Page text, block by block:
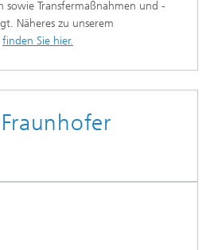
sowie Transfermaßnahmen und -
Näheres zu unserem
finden Sie hier.